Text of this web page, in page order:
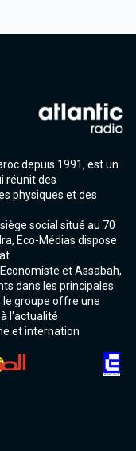
depuis 1991, est un
réunit des
physiques et des
social situé au 70
Eco-Médias dispose
et Assabah,
dans les principales
le groupe offre une
l'actualité
et internation